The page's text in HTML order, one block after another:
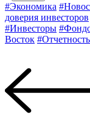
#Экономика
доверия инвесторов
#Инвесторы
Восток